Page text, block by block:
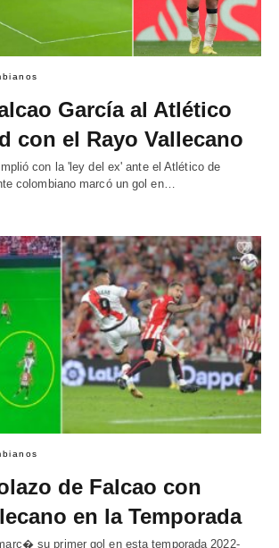
García al Atlético
con el Rayo Vallecano
con la 'ley del ex' ante el Atlético de
colombiano marcó un gol en…
de Falcao con
en la Temporada
su primer gol en esta temporada 2022-